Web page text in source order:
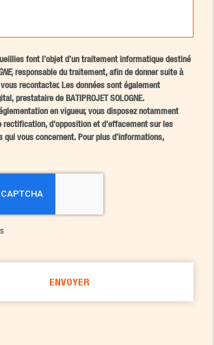
font l’objet d’un traitement informatique destiné
, responsable du traitement, afin de donner suite à
recontacter. Les données sont également
prestataire de BATIPROJET SOLOGNE.
en vigueur, vous disposez notamment
rectification, d'opposition et d'effacement sur les
qui vous concernent. Pour plus d’informations,